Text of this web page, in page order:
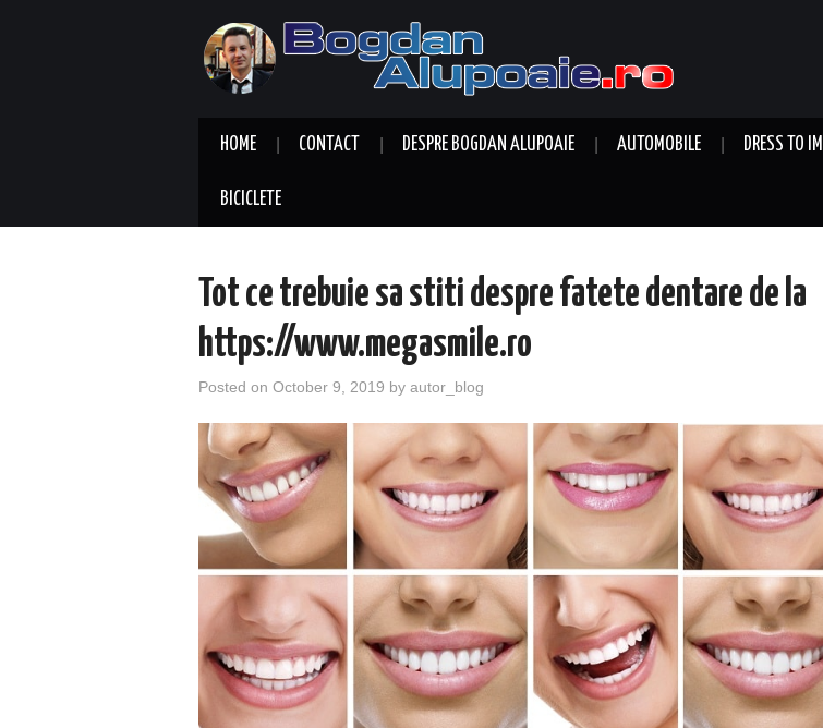
HOME CONTACT DESPRE BOGDAN ALUPOAIE AUTOMOBILE DRESS TO
BICICLETE
Tot ce trebuie sa stiti despre fatete dentare de la
https://www.megasmile.ro
Posted on October 9, 2019 by autor_blog